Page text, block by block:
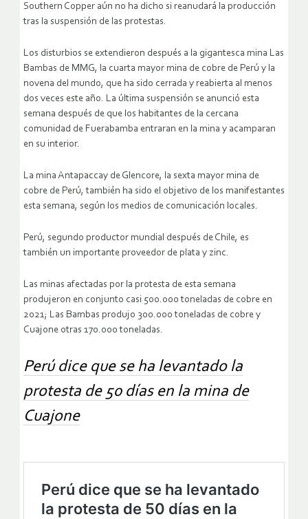
Southern Copper aún no ha dicho si reanudará la producción
tras la suspensión de las protestas.
Los disturbios se extendieron después a la gigantesca mina Las
Bambas de MMG, la cuarta mayor mina de cobre de Perú y la
novena del mundo, que ha sido cerrada y reabierta al menos
dos veces este año. La última suspensión se anunció esta
semana después de que los habitantes de la cercana
comunidad de Fuerabamba entraran en la mina y acamparan
en su interior.
La mina Antapaccay de Glencore, la sexta mayor mina de
cobre de Perú, también ha sido el objetivo de los manifestantes
esta semana, según los medios de comunicación locales.
Perú, segundo productor mundial después de Chile, es
también un importante proveedor de plata y zinc.
Las minas afectadas por la protesta de esta semana
produjeron en conjunto casi 500.000 toneladas de cobre en
2021; Las Bambas produjo 300.000 toneladas de cobre y
Cuajone otras 170.000 toneladas.
Perú dice que se ha levantado la
protesta de 50 días en la mina de
Cuajone